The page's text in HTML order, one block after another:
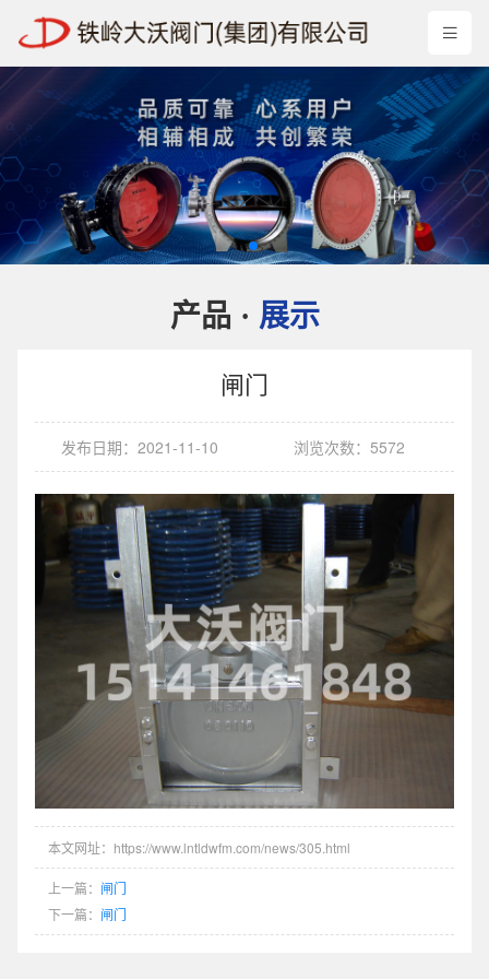
产品 · 展示
闸门
发布日期：2021-11-10 浏览次数：5572
本文网址：https://www.lntldwfm.com/news/305.html
上一篇： 闸门
下一篇： 闸门